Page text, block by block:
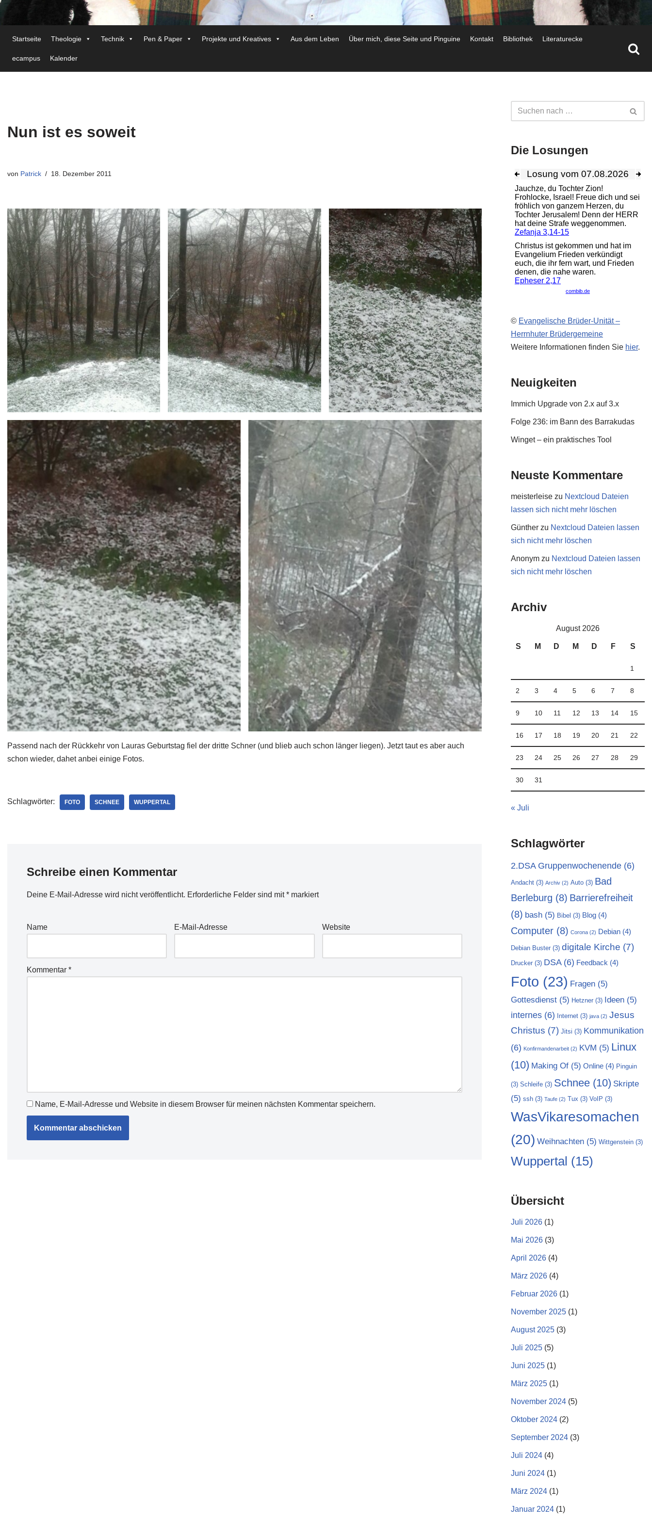
Startseite Theologie Technik Pen & Paper Projekte und Kreatives Aus dem Leben Über mich, diese Seite und Pinguine Kontakt Bibliothek Literaturecke
ecampus Kalender
Nun ist es soweit
von Patrick 18. Dezember 2011
Passend nach der Rückkehr von Lauras Geburtstag fiel der dritte Schner (und blieb auch schon länger liegen). Jetzt taut es aber auch
schon wieder, dahet anbei einige Fotos.
Schlagwörter: FOTO SCHNEE WUPPERTAL
Schreibe einen Kommentar
Deine E-Mail-Adresse wird nicht veröffentlicht. Erforderliche Felder sind mit* markiert
Name E-Mail-Adresse Website
Kommentar *
Name, E-Mail-Adresse und Website in diesem Browser für meinen nächsten Kommentar speichern.
Die Losungen
© Evangelische Brüder-Unität –
Herrnhuter Brüdergemeine
Weitere Informationen finden Sie hier.
Neuigkeiten
Immich Upgrade von 2.x auf 3.x
Folge 236: im Bann des Barrakudas
Winget – ein praktisches Tool
Neuste Kommentare
meisterleise zu Nextcloud Dateien
lassen sich nicht mehr löschen
Günther zu Nextcloud Dateien lassen
sich nicht mehr löschen
Anonym zu Nextcloud Dateien lassen
sich nicht mehr löschen
Archiv
August 2026
S M D M D F S
1
2 3 4 5 6 7 8
9 10 11 12 13 14 15
16 17 18 19 20 21 22
23 24 25 26 27 28 29
30 31
« Juli
Schlagwörter
2.DSA Gruppenwochenende (6)
Andacht (3) Archiv (2) Auto (3) Bad
Berleburg (8) Barrierefreiheit
(8) bash (5) Bibel (3) Blog (4)
Computer (8) Corona (2) Debian (4)
Debian Buster (3) digitale Kirche (7)
Drucker (3) DSA(6) Feedback (4)
Foto (23) Fragen (5)
Gottesdienst (5) Hetzner (3) Ideen (5)
internes (6) Internet (3) java (2) Jesus
Christus (7) Jitsi (3) Kommunikation
(6) Konfirmandenarbeit (2) KVM (5) Linux
(10) Making Of (5) Online (4) Pinguin
(3) Schleife (3) Schnee (10) Skripte
(5) ssh (3) Taufe (2) Tux (3) VoIP (3)
WasVikaresomachen
(20) Weihnachten (5) Wittgenstein (3)
Wuppertal (15)
Übersicht
Juli 2026 (1)
Mai 2026 (3)
April 2026 (4)
März 2026 (4)
Februar 2026 (1)
November 2025 (1)
August 2025 (3)
Juli 2025 (5)
Juni 2025 (1)
März 2025 (1)
November 2024 (5)
Oktober 2024 (2)
September 2024 (3)
Juli 2024 (4)
Juni 2024 (1)
März 2024 (1)
Januar 2024 (1)